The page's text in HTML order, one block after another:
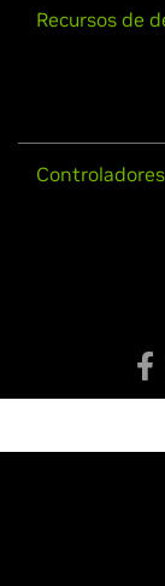
Recursos de
Controladores